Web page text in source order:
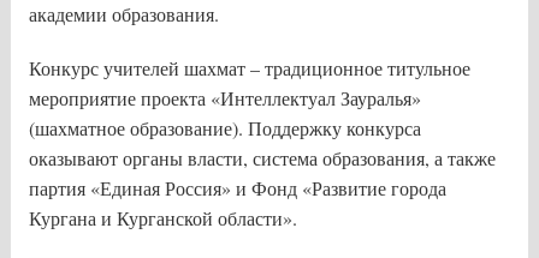
академии образования.
Конкурс учителей шахмат – традиционное титульное
мероприятие проекта «Интеллектуал Зауралья»
(шахматное образование). Поддержку конкурса
оказывают органы власти, система образования, а также
партия «Единая Россия» и Фонд «Развитие города
Кургана и Курганской области».